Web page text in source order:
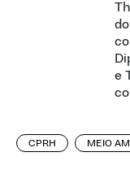
e
CPRH MEIO